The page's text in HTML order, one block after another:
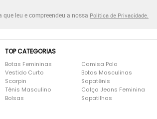
que leu e compreendeu a nossa Política de Privacidade.
TOP CATEGORIAS
Botas Femininas
Vestido Curto
Scarpin
Tênis Masculino
Bolsas
Camisa Polo
Botas Masculinas
Sapatênis
Calça Jeans Feminina
Sapatilhas